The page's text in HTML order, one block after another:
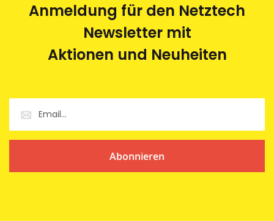
Anmeldung für den Netztech
Newsletter mit
Aktionen und Neuheiten
Abonnieren